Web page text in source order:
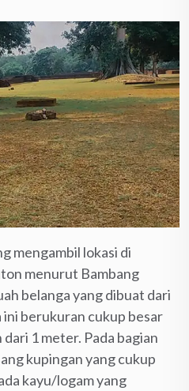
mengambil lokasi di
menurut Bambang
belanga yang dibuat dari
berukuran cukup besar
1 meter. Pada bagian
kupingan yang cukup
kayu/logam yang